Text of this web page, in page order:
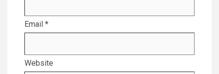
Email *
Website